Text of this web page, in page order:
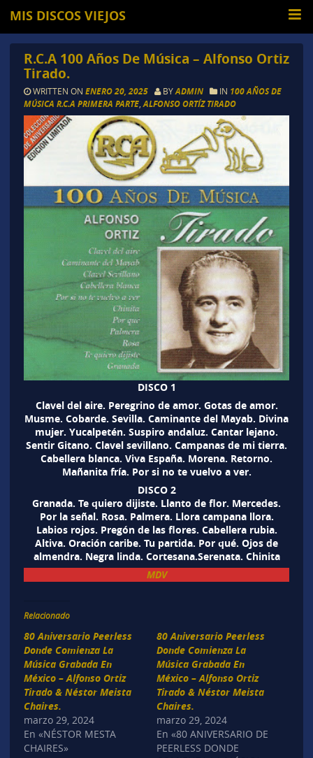
MIS DISCOS VIEJOS
R.C.A 100 Años De Música – Alfonso Ortiz
Tirado.
WRITTEN ON ENERO 20, 2025 BYADMIN IN 100 AÑOS DE
MÚSICA R.C.A PRIMERA PARTE, ALFONSO ORTÍZ TIRADO
DISCO 1
Clavel del aire. Peregrino de amor. Gotas de amor.
Musme. Cobarde. Sevilla. Caminante del Mayab. Divina
mujer. Yucalpetén. Suspiro andaluz. Cantar lejano.
Sentir Gitano. Clavel sevillano. Campanas de mi tierra.
Cabellera blanca. Viva España. Morena. Retorno.
Mañanita fría. Por si no te vuelvo a ver.
DISCO 2
Granada. Te quiero dijiste. Llanto de flor. Mercedes.
Por la señal. Rosa. Palmera. Llora campana llora.
Labios rojos. Pregón de las flores. Cabellera rubia.
Altiva. Oración caribe. Tu partida. Por qué. Ojos de
almendra. Negra linda. Cortesana.Serenata. Chinita
MDV
Relacionado
80 Aniversario Peerless
Donde Comienza La
Música Grabada En
México – Alfonso Ortiz
Tirado & Néstor Meista
Chaires.
marzo 29, 2024
En «NÉSTOR MESTA
CHAIRES»
80 Aniversario Peerless
Donde Comienza La
Música Grabada En
México – Alfonso Ortiz
Tirado & Néstor Meista
Chaires.
marzo 29, 2024
En «80 ANIVERSARIO DE
PEERLESS DONDE